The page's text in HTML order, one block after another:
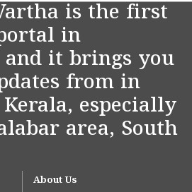
is the first
in
and it brings you
from in
especially
area, South
About Us